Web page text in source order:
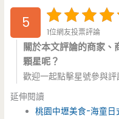
5
1位網友投票評論
關於本文評論的商家、
顆星呢？
歡迎一起點擊星號參與評
延伸閱讀
桃園中壢美食-海童